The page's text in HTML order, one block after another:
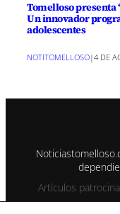
Tomelloso presenta
Un innovador
adolescentes
NOTITOMELLOSO|4 DE
Artículos